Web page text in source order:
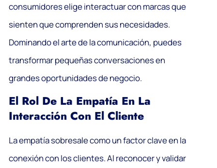
consumidores elige interactuar con marcas que
sienten que comprenden sus necesidades.
Dominando el arte de la comunicación, puedes
transformar pequeñas conversaciones en
grandes oportunidades de negocio.
El Rol De La Empatía En La
Interacción Con El Cliente
La empatía sobresale como un factor clave en la
conexión con los clientes. Al reconocer y validar